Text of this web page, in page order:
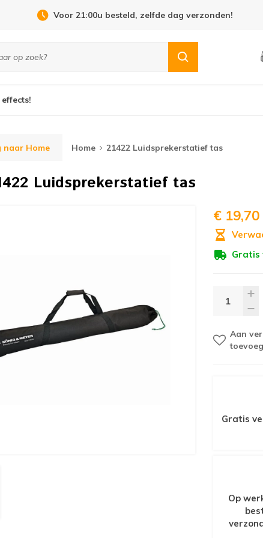
Voor 21:00u besteld, zelfde dag verzonden!
naar Home Home 21422 Luidsprekerstatief tas
Luidsprekerstatief tas
€ 19,70
Gratis
Aan
Gratis
Op